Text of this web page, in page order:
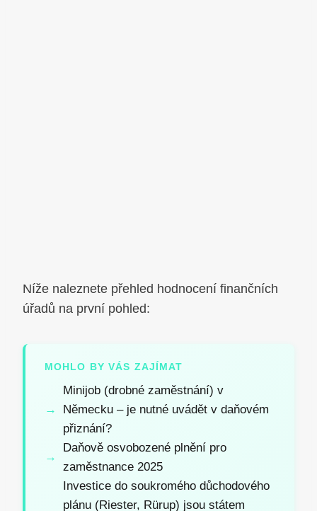
Níže naleznete přehled hodnocení finančních
úřadů na první pohled:
MOHLO BY VÁS ZAJÍMAT
Minijob (drobné zaměstnání) v
Německu – je nutné uvádět v daňovém
přiznání?
Daňově osvobozené plnění pro
zaměstnance 2025
Investice do soukromého důchodového
plánu (Riester, Rürup) jsou státem